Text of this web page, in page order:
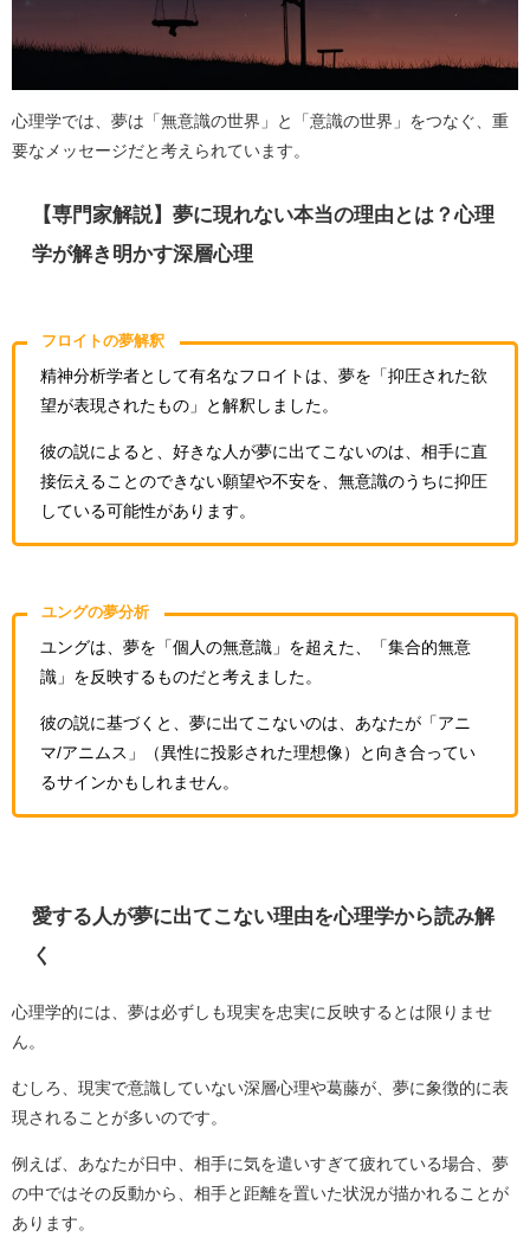
心理学では、夢は「無意識の世界」と「意識の世界」をつなぐ、重
要なメッセージだと考えられています。
【専門家解説】夢に現れない本当の理由とは？心理
学が解き明かす深層心理
フロイトの夢解釈
精神分析学者として有名なフロイトは、夢を「抑圧された欲
望が表現されたもの」と解釈しました。
彼の説によると、好きな人が夢に出てこないのは、相手に直
接伝えることのできない願望や不安を、無意識のうちに抑圧
している可能性があります。
ユングの夢分析
ユングは、夢を「個人の無意識」を超えた、「集合的無意
識」を反映するものだと考えました。
彼の説に基づくと、夢に出てこないのは、あなたが「アニ
マ/アニムス」（異性に投影された理想像）と向き合ってい
るサインかもしれません。
愛する人が夢に出てこない理由を心理学から読み解
く
心理学的には、夢は必ずしも現実を忠実に反映するとは限りませ
ん。
むしろ、現実で意識していない深層心理や葛藤が、夢に象徴的に表
現されることが多いのです。
例えば、あなたが日中、相手に気を遣いすぎて疲れている場合、夢
の中ではその反動から、相手と距離を置いた状況が描かれることが
あります。